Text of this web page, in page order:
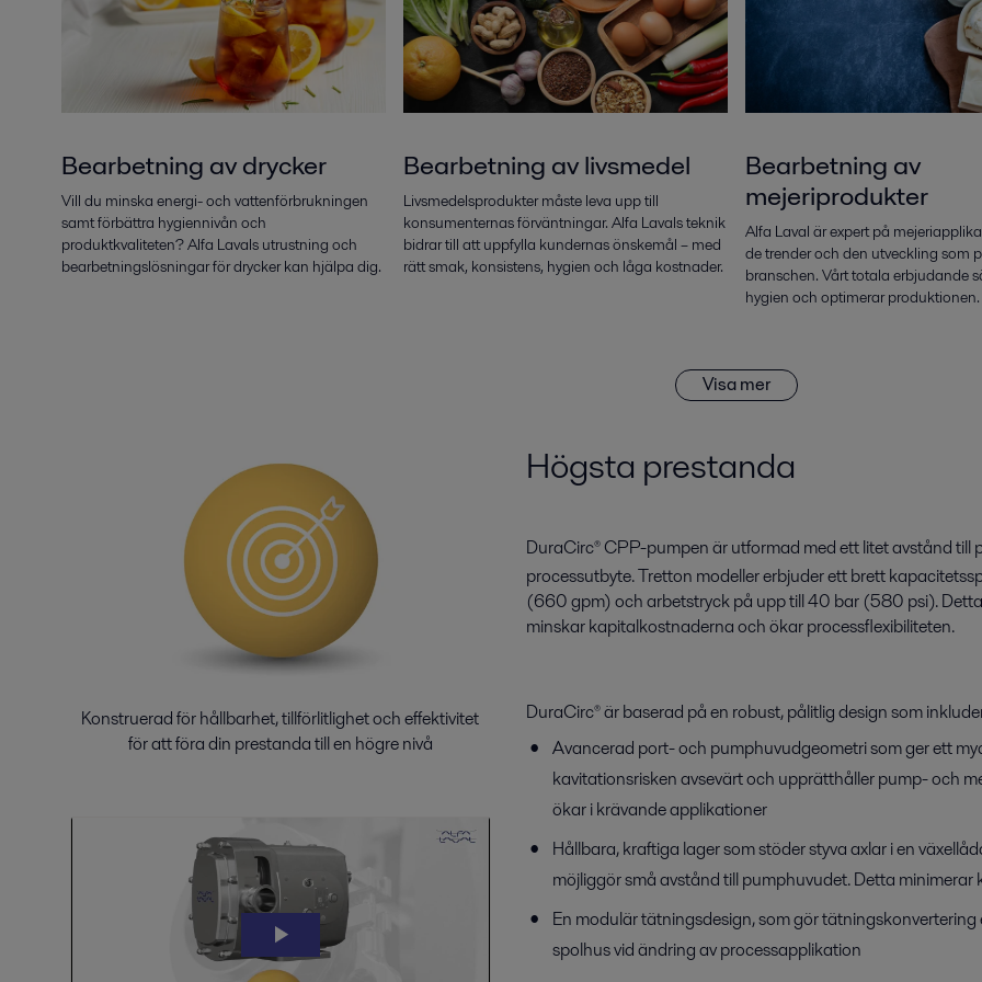
Bearbetning av drycker
Vill du minska energi- och vattenförbrukningen
samt förbättra hygiennivån och
produktkvaliteten? Alfa Lavals utrustning och
bearbetningslösningar för drycker kan hjälpa dig.
Bearbetning av livsmedel
Livsmedelsprodukter måste leva upp till
konsumenternas förväntningar. Alfa Lavals teknik
bidrar till att uppfylla kundernas önskemål – med
rätt smak, konsistens, hygien och låga kostnader.
Bearbetning av
mejeriprodukter
Alfa Laval är expert på
de trender och den utveckling som
branschen. Vårt totala erbjudande
hygien och optimerar produktionen.
Visa mer
Konstruerad för hållbarhet, tillförlitlighet och effektivitet
för att föra din prestanda till en högre nivå
Högsta prestanda
DuraCirc® CPP-pumpen är utformad med ett litet avstånd
processutbyte. Tretton modeller erbjuder ett brett
(660 gpm) och arbetstryck på upp till 40 bar (580 psi).
minskar kapitalkostnaderna och ökar processflexibiliteten.
DuraCirc® är baserad på en robust, pålitlig design som
Avancerad port- och pumphuvudgeometri som ger ett
kavitationsrisken avsevärt och upprätthåller pump- och
ökar i krävande applikationer
Hållbara, kraftiga lager som stöder styva axlar i en
möjliggör små avstånd till pumphuvudet. Detta
En modulär tätningsdesign, som gör
spolhus vid ändring av processapplikation